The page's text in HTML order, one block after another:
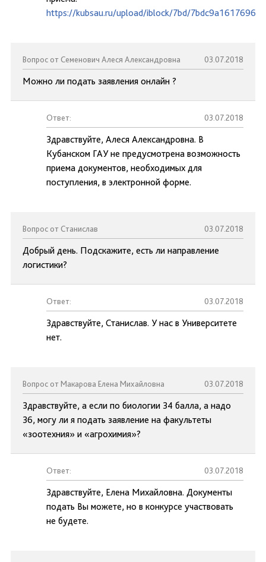
https://kubsau.ru/upload/iblock/7bd/
Вопрос от Семенович Алеся Александровна 03.07.2018
Можно ли подать заявления онлайн ?
Ответ: 03.07.2018
Здравствуйте, Алеся Александровна. В
Кубанском ГАУ не предусмотрена возможность
приема документов, необходимых для
поступления, в электронной форме.
Вопрос от Станислав 03.07.2018
Добрый день. Подскажите, есть ли направление
логистики?
Ответ: 03.07.2018
Здравствуйте, Станислав. У нас в Университете
нет.
Вопрос от Макарова Елена Михайловна 03.07.2018
Здравствуйте, а если по биологии 34 балла, а надо
36, могу ли я подать заявление на факультеты
«зоотехния» и «агрохимия»?
Ответ: 03.07.2018
Здравствуйте, Елена Михайловна. Документы
подать Вы можете, но в конкурсе участвовать
не будете.